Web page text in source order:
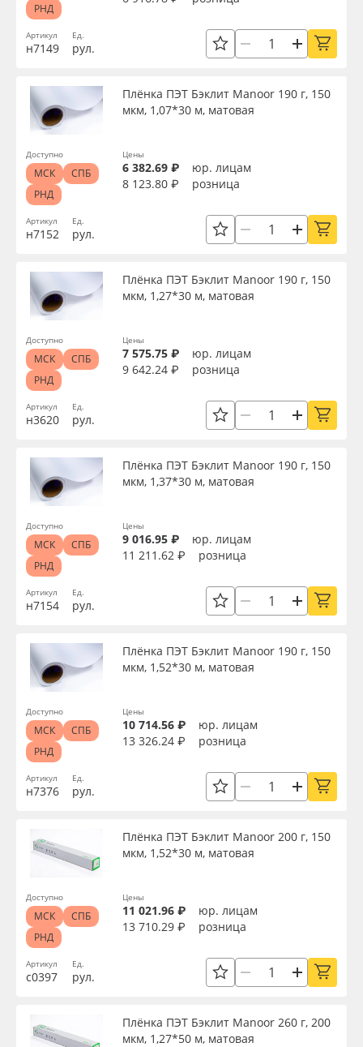
Артикул
н7149
Ед.
рул.
РНД
Артикул
н7152
Плёнка ПЭТ Бэклит Manoor 190 г, 150
мкм, 1,07*30 м, матовая
Ед.
рул.
Цены
6 382.69 ₽
юр. лицам
8 123.80 ₽
розница
Доступно
МСК
СПБ
РНД
Артикул
н3620
Плёнка ПЭТ Бэклит Manoor 190 г, 150
мкм, 1,27*30 м, матовая
Ед.
рул.
Цены
7 575.75 ₽
юр. лицам
9 642.24 ₽
розница
Доступно
МСК
СПБ
РНД
Артикул
н7154
Плёнка ПЭТ Бэклит Manoor 190 г, 150
мкм, 1,37*30 м, матовая
Ед.
рул.
Цены
9 016.95 ₽
юр. лицам
11 211.62 ₽
розница
Доступно
МСК
СПБ
РНД
Артикул
н7376
Плёнка ПЭТ Бэклит Manoor 190 г, 150
мкм, 1,52*30 м, матовая
Ед.
рул.
Цены
10 714.56 ₽
юр. лицам
13 326.24 ₽
розница
Доступно
МСК
СПБ
РНД
Артикул
с0397
Плёнка ПЭТ Бэклит Manoor 200 г, 150
мкм, 1,52*30 м, матовая
Ед.
рул.
Цены
11 021.96 ₽
юр. лицам
13 710.29 ₽
розница
Доступно
МСК
СПБ
РНД
Плёнка ПЭТ Бэклит Manoor 260 г, 200
мкм, 1,27*50 м, матовая